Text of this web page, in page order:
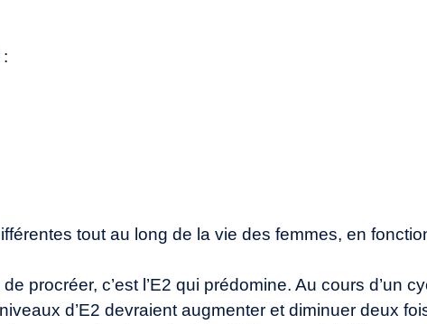
tout au long de la vie des femmes, en
procréer, c’est l’E2 qui prédomine. Au cours d’un
d’E2 devraient augmenter et diminuer deux